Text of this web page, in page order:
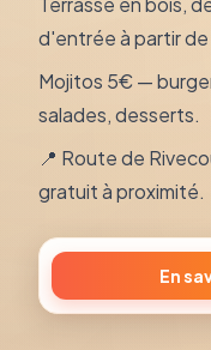
d'entrée à partir de
Mojitos 5€ —
salades, desserts.
📍 Route de
gratuit à proximité.
En